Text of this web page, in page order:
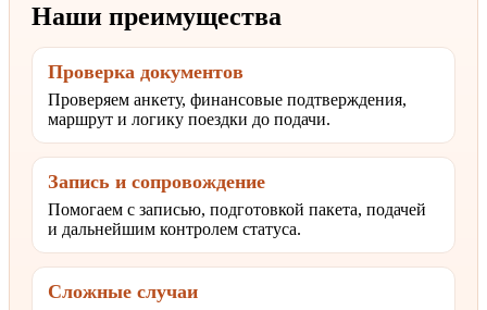
Наши преимущества
Проверка документов
Проверяем анкету, финансовые подтверждения,
маршрут и логику поездки до подачи.
Запись и сопровождение
Помогаем с записью, подготовкой пакета, подачей
и дальнейшим контролем статуса.
Сложные случаи